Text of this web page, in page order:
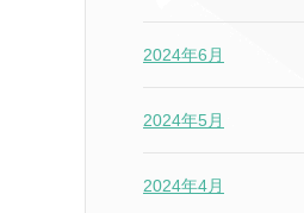
2024年6月
2024年5月
2024年4月